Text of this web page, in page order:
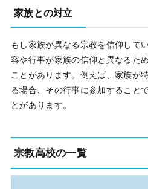
家族との対立
もし家族が異なる宗教を信仰して
容や行事が家族の信仰と異なるた
ことがあります。例えば、家族が
る場合、その行事に参加すること
とがあります。
宗教高校の一覧